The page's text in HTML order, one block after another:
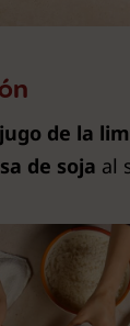
jugo de la
de soja al